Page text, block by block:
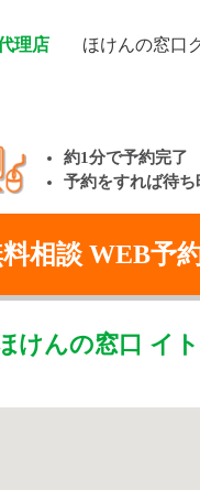
理店 ほけんの窓口
約1分で予約完了
予約をすれば待ち
相談 WEB予
けんの窓口 イ